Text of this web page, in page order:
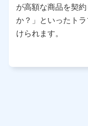
ご契約・ご利用などに
会社NTTドコモが提供
用履歴インターネット
ーション利用時の行動
当社又は株式会社NTT
が高額な商品を契
か？」といったト
けられます。